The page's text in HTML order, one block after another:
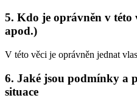
5. Kdo je oprávněn v této
apod.)
V této věci je oprávněn jednat
6. Jaké jsou podmínky a
situace